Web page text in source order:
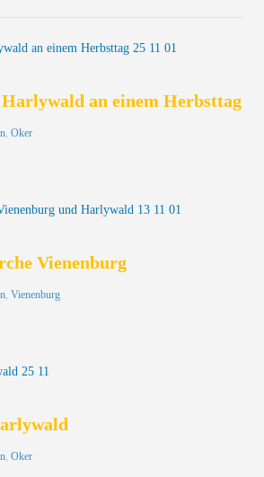
an einem Herbsttag
,Oker
Vienenburg
,Vienenburg
,Oker